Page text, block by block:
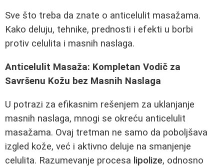
Sve što treba da znate o anticelulit masažama.
Kako deluju, tehnike, prednosti i efekti u borbi
protiv celulita i masnih naslaga.
Anticelulit Masaža: Kompletan Vodič za
Savršenu Kožu bez Masnih Naslaga
U potrazi za efikasnim rešenjem za uklanjanje
masnih naslaga, mnogi se okreću anticelulit
masažama. Ovaj tretman ne samo da poboljšava
izgled kože, već i aktivno deluje na smanjenje
celulita. Razumevanje procesa lipolize, odnosno